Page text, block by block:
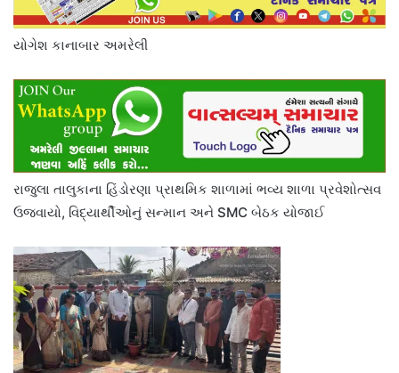
યોગેશ કાનાબાર અમરેલી
રાજુલા તાલુકાના હિંડોરણા પ્રાથમિક શાળામાં ભવ્ય શાળા પ્રવેશોત્સવ
ઉજવાયો, વિદ્યાર્થીઓનું સન્માન અને SMC બેઠક યોજાઈ